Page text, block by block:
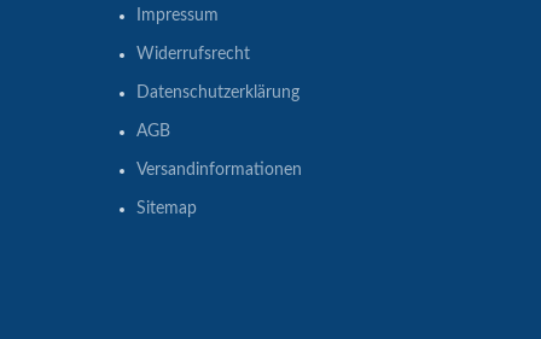
Impressum
Widerrufsrecht
Datenschutzerklärung
AGB
Versandinformationen
Sitemap